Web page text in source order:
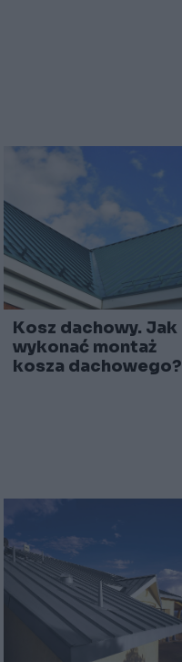
Kosz dachowy. Jak
wykonać montaż
kosza dachowego?